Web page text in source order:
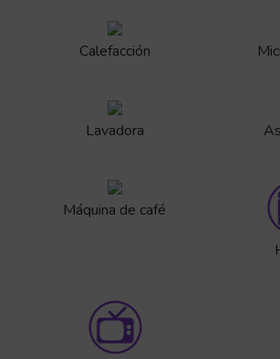
Calefacción
Lavadora
Máquina de café